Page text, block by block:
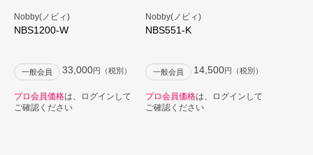
Nobby(ノビィ)
NBS1200-W
一般会員 33,000円（税別）
プロ会員価格は、ログインして
ご確認ください
Nobby(ノビィ)
NBS551-K
一般会員 14,500円（税別）
プロ会員価格は、ログインして
ご確認ください